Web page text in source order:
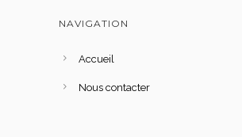
NAVIGATION
Accueil
Nous contacter